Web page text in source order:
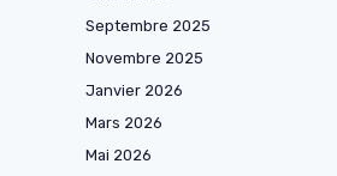
Septembre 2025
Novembre 2025
Janvier 2026
Mars 2026
Mai 2026